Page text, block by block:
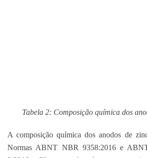
Tabela 2: Composição química dos
A composição química dos anodos de
Normas ABNT NBR 9358:2016 e